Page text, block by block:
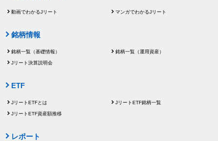
動画でわかるJリート マンガでわかるJリート
銘柄情報
銘柄一覧（基礎情報） 銘柄一覧（運用資産）
Jリート決算説明会
ETF
JリートETFとは JリートETF銘柄一覧
JリートETF資産額推移
レポート